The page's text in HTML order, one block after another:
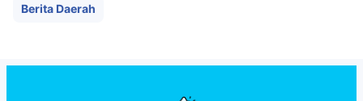
Berita Daerah